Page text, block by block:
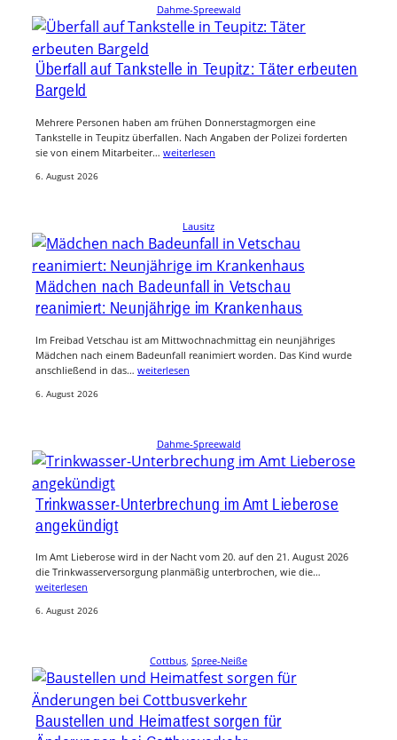
Dahme-Spreewald
Überfall auf Tankstelle in Teupitz: Täter erbeuten
Bargeld
Mehrere Personen haben am frühen Donnerstagmorgen eine
Tankstelle in Teupitz überfallen. Nach Angaben der Polizei forderten
sie von einem Mitarbeiter… weiterlesen
6. August 2026
Lausitz
Mädchen nach Badeunfall in Vetschau
reanimiert: Neunjährige im Krankenhaus
Im Freibad Vetschau ist am Mittwochnachmittag ein neunjähriges
Mädchen nach einem Badeunfall reanimiert worden. Das Kind wurde
anschließend in das… weiterlesen
6. August 2026
Dahme-Spreewald
Trinkwasser-Unterbrechung im Amt Lieberose
angekündigt
Im Amt Lieberose wird in der Nacht vom 20. auf den 21. August 2026
die Trinkwasserversorgung planmäßig unterbrochen, wie die…
weiterlesen
6. August 2026
Cottbus, Spree-Neiße
Baustellen und Heimatfest sorgen für